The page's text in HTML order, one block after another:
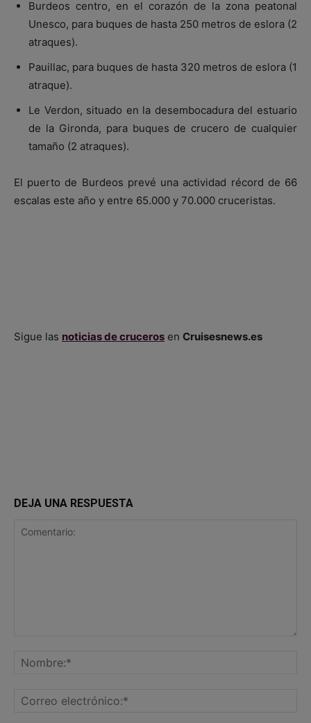
Burdeos centro, en el corazón de la zona peatonal
Unesco, para buques de hasta 250 metros de eslora (2
atraques).
Pauillac, para buques de hasta 320 metros de eslora (1
atraque).
Le Verdon, situado en la desembocadura del estuario
de la Gironda, para buques de crucero de cualquier
tamaño (2 atraques).
El puerto de Burdeos prevé una actividad récord de 66
escalas este año y entre 65.000 y 70.000 cruceristas.
Sigue las noticias de cruceros en Cruisesnews.es
DEJA UNA RESPUESTA